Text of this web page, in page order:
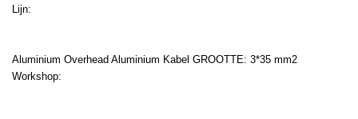
Lijn:
Aluminium Overhead Aluminium Kabel GROOTTE: 3*35 mm2
Workshop: